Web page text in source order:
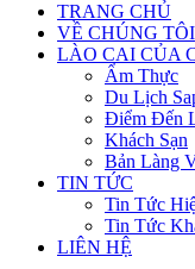
TRANG CHỦ
VỀ CHÚNG TÔI
LÀO CAI CỦA
Ẩm Thực
Du Lịch
Điểm Đến
Khách Sạn
Bản Làng
TIN TỨC
Tin Tức
Tin Tức
LIÊN HỆ